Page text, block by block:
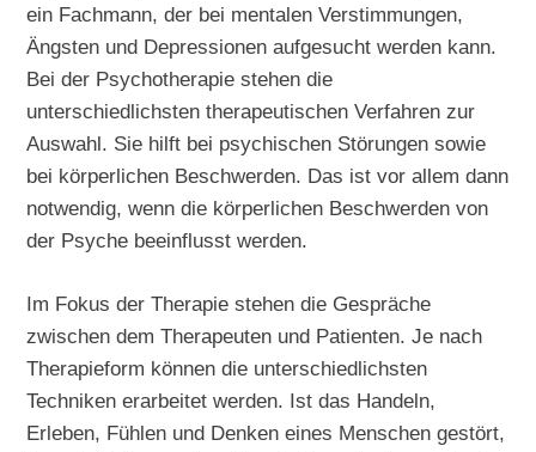
ein Fachmann, der bei mentalen Verstimmungen,
Ängsten und Depressionen aufgesucht werden kann.
Bei der Psychotherapie stehen die
unterschiedlichsten therapeutischen Verfahren zur
Auswahl. Sie hilft bei psychischen Störungen sowie
bei körperlichen Beschwerden. Das ist vor allem dann
notwendig, wenn die körperlichen Beschwerden von
der Psyche beeinflusst werden.
Im Fokus der Therapie stehen die Gespräche
zwischen dem Therapeuten und Patienten. Je nach
Therapieform können die unterschiedlichsten
Techniken erarbeitet werden. Ist das Handeln,
Erleben, Fühlen und Denken eines Menschen gestört,